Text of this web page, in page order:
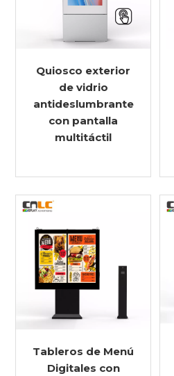
Quiosco exterior
de vidrio
antideslumbrante
con pantalla
multitáctil
Tableros de Menú
Digitales con